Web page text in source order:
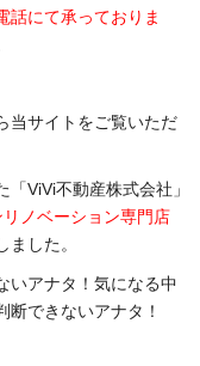
話にて承っておりま
当サイトをご覧いただ
ViVi不動産株式会社」
リノベーション専門店
した。
いアナタ！ 気になる中
できないアナタ！